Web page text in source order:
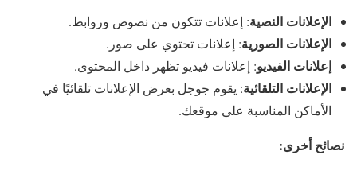
الإعلانات النصية: إعلانات تتكون من نصوص وروابط.
الإعلانات الصورية: إعلانات تحتوي على صور.
إعلانات الفيديو: إعلانات فيديو تظهر داخل المحتوى.
الإعلانات التلقائية: يقوم جوجل بعرض الإعلانات تلقائيًا في
الأماكن المناسبة على موقعك.
نصائح أخرى: